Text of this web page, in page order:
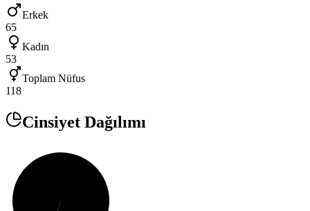
Erkek
65
Kadın
53
Toplam Nüfus
118
Cinsiyet Dağılımı